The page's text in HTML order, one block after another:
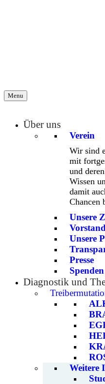
Menu
Über uns
Verein
Wir sind
mit
und
Wissen
damit
Chancen
Unsere
Vorstand
Unsere
Presse
Spenden
Diagnostik und
Weitere